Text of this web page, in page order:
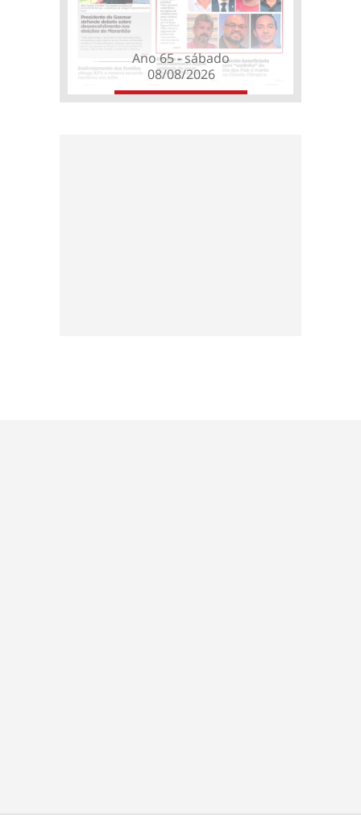
Ano 65 - sábado
08/08/2026